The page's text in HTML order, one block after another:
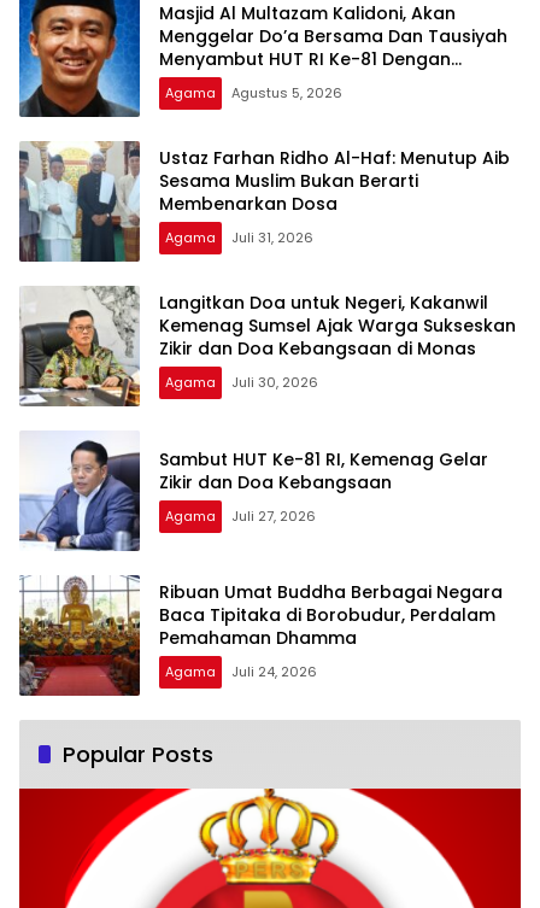
Masjid Al Multazam Kalidoni, Akan
Menggelar Do’a Bersama Dan Tausiyah
Menyambut HUT RI Ke-81 Dengan
Pembicara Ustadz Qoim Nur’aini M.Pd
Agama Agustus 5, 2026
Ustaz Farhan Ridho Al-Haf: Menutup Aib
Sesama Muslim Bukan Berarti
Membenarkan Dosa
Agama Juli 31, 2026
Langitkan Doa untuk Negeri, Kakanwil
Kemenag Sumsel Ajak Warga Sukseskan
Zikir dan Doa Kebangsaan di Monas
Agama Juli 30, 2026
Sambut HUT Ke-81 RI, Kemenag Gelar
Zikir dan Doa Kebangsaan
Agama Juli 27, 2026
Ribuan Umat Buddha Berbagai Negara
Baca Tipitaka di Borobudur, Perdalam
Pemahaman Dhamma
Agama Juli 24, 2026
Popular Posts